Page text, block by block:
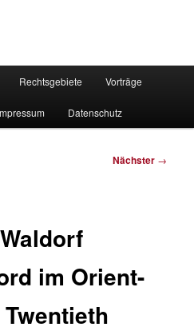
Rechtsgebiete Vorträge
Datenschutz
Nächster →
im Orient-